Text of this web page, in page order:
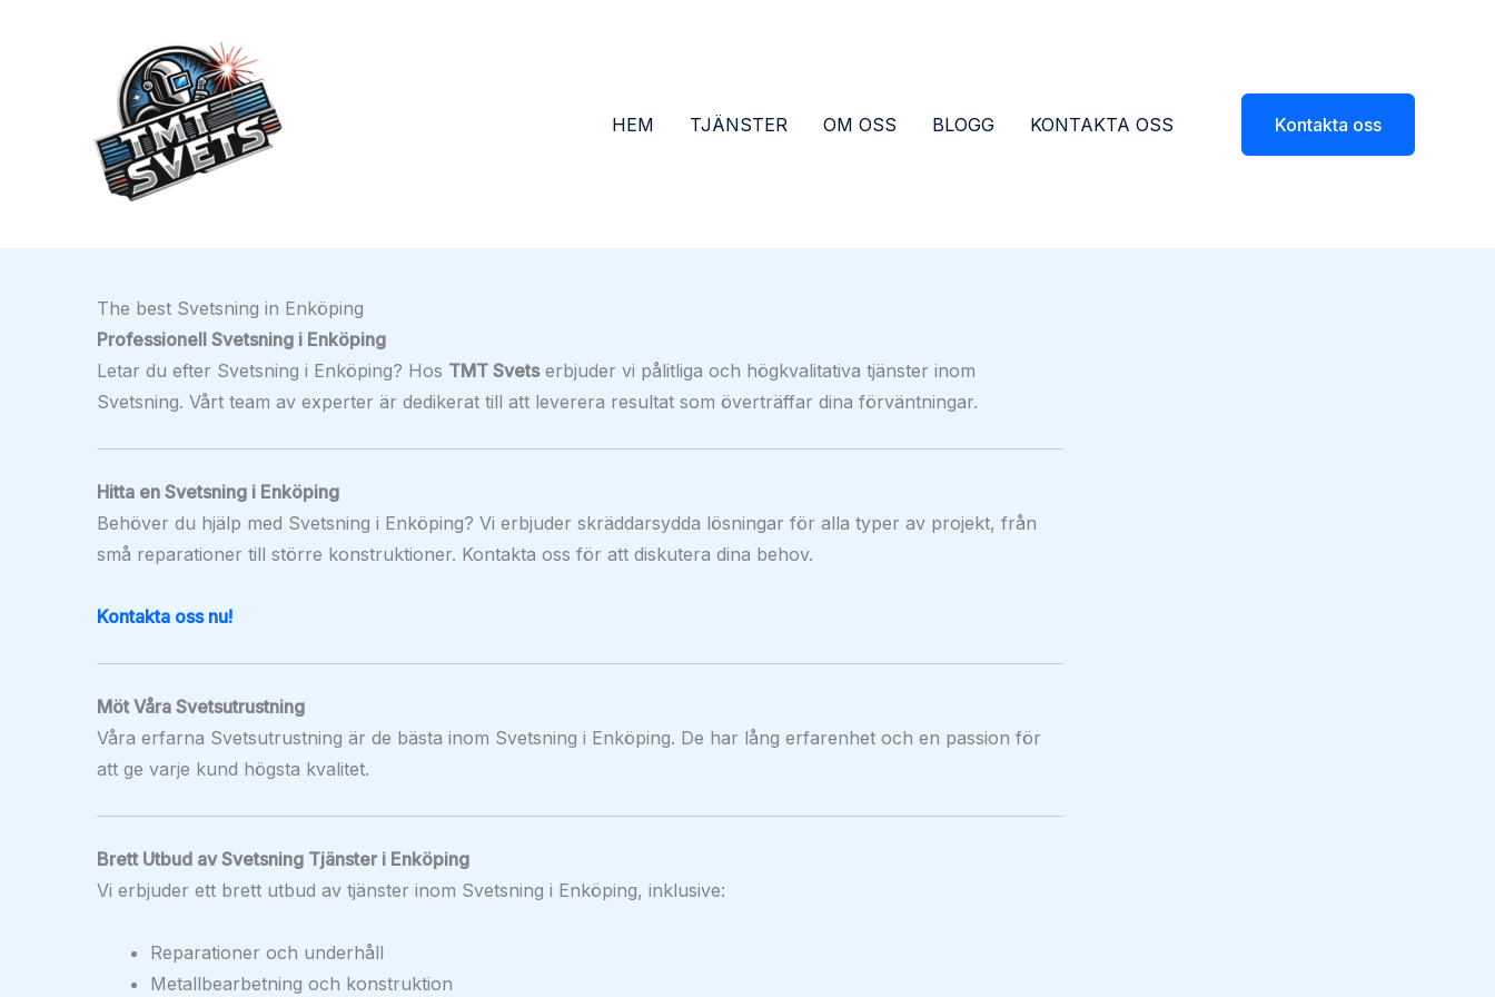
HEM TJÄNSTER OM OSS BLOGG KONTAKTA OSS Kontakta oss
The best Svetsning in Enköping
Professionell Svetsning i Enköping
Letar du efter Svetsning i Enköping? Hos TMT Svetserbjuder vi pålitliga och högkvalitativa tjänster inom
Svetsning. Vårt team av experter är dedikerat till att leverera resultat som överträffar dina förväntningar.
Hitta en Svetsning i Enköping
Behöver du hjälp med Svetsning i Enköping? Vi erbjuder skräddarsydda lösningar för alla typer av projekt, från
små reparationer till större konstruktioner. Kontakta oss för att diskutera dina behov.
Kontakta oss nu!
Möt Våra Svetsutrustning
Våra erfarna Svetsutrustning är de bästa inom Svetsning i Enköping. De har lång erfarenhet och en passion för
att ge varje kund högsta kvalitet.
Brett Utbud av Svetsning Tjänster i Enköping
Vi erbjuder ett brett utbud av tjänster inom Svetsning i Enköping, inklusive:
Reparationer och underhåll
Metallbearbetning och konstruktion